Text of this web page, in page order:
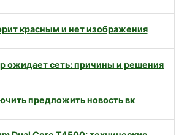
красным и нет изображения
ожидает сеть: причины и решения
предложить новость вк